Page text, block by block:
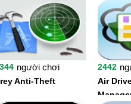
người chơi
Anti-Theft
2442
Air